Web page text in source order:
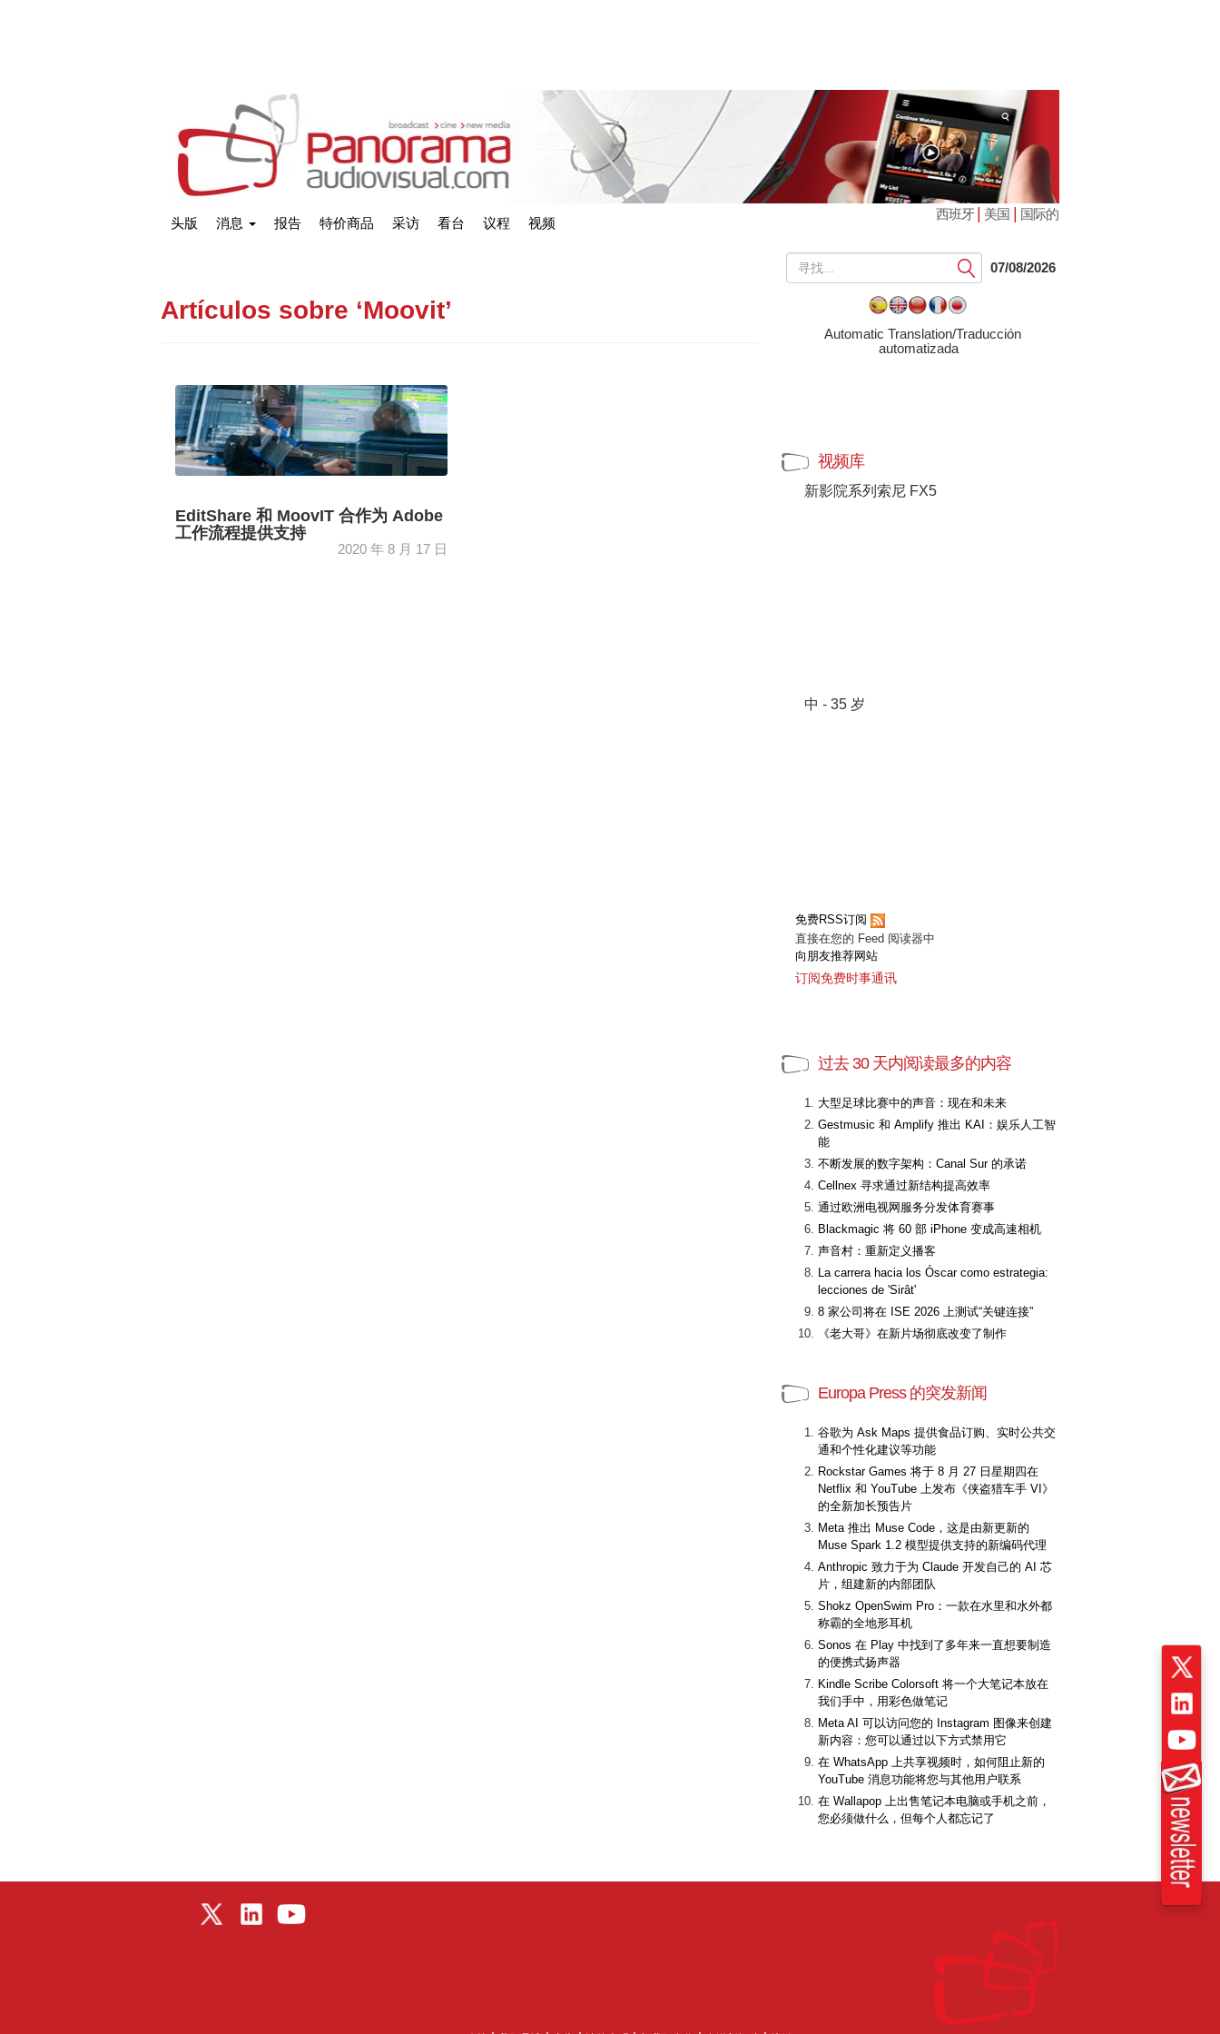
头版 消息 报告 特价商品 采访 看台 议程 视频
西班牙| 美国 | 国际的
Artículos sobre ‘Moovit’
EditShare 和 MoovIT 合作为 Adob​​e
工作流程提供支持
2020 年 8 月 17 日
提
交
07/08/2026
Automatic Translation/Traducción
automatizada
视频库
新影院系列索尼 FX5
中 - 35 岁
免费RSS订阅
直接在您的 Feed 阅读器中
向朋友推荐网站
订阅免费时事通讯
过去 30 天内阅读最多的内容
大型足球比赛中的声音：现在和未来
Gestmusic 和 Amplify 推出 KAI：娱乐人工智
能
不断发展的数字架构：Canal Sur 的承诺
Cellnex 寻求通过新结构提高效率
通过欧洲电视网服务分发体育赛事
Blackmagic 将 60 部 iPhone 变成高速相机
声音村：重新定义播客
La carrera hacia los Óscar como estrategia:
lecciones de 'Sirât'
8 家公司将在 ISE 2026 上测试“关键连接”
《老大哥》在新片场彻底改变了制作
Europa Press 的突发新闻
谷歌为 Ask Maps 提供食品订购、实时公共交
通和个性化建议等功能
Rockstar Games 将于 8 月 27 日星期四在
Netflix 和 YouTube 上发布《侠盗猎车手 VI》
的全新加长预告片
Meta 推出 Muse Code，这是由新更新的
Muse Spark 1.2 模型提供支持的新编码代理
Anthropic 致力于为 Claude 开发自己的 AI 芯
片，组建新的内部团队
Shokz OpenSwim Pro：一款在水里和水外都
称霸的全地形耳机
Sonos 在 Play 中找到了多年来一直想要制造
的便携式扬声器
Kindle Scribe Colorsoft 将一个大笔记本放在
我们手中，用彩色做笔记
Meta AI 可以访问您的 Instagram 图像来创建
新内容：您可以通过以下方式禁用它
在 WhatsApp 上共享视频时，如何阻止新的
YouTube 消息功能将您与其他用户联系
在 Wallapop 上出售笔记本电脑或手机之前，
您必须做什么，但每个人都忘记了